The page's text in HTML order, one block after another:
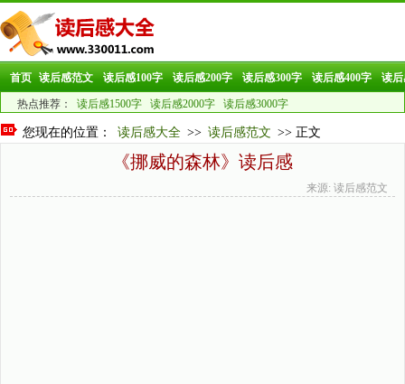
首页 读后感范文 读后感100字 读后感200字 读后感300字 读后感400字 读后
热点推荐： 读后感1500字 读后感2000字 读后感3000字
您现在的位置： 读后感大全 >> 读后感范文 >> 正文
《挪威的森林》读后感
来源: 读后感范文